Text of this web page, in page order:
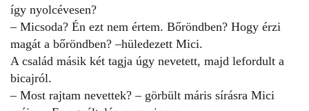
így nyolcévesen?
– Micsoda? Én ezt nem értem. Bőröndben? Hogy érzi
magát a bőröndben? –hüledezett Mici.
A család másik két tagja úgy nevetett, majd lefordult a
bicajról.
– Most rajtam nevettek? – görbült máris sírásra Mici